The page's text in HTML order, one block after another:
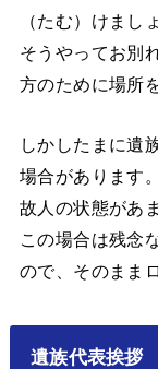
（たむ）けまし
そうやってお別
方のために場所
しかしたまに遺
場合があります。
故人の状態があ
この場合は残念
ので、そのまま
遺族代表挨拶